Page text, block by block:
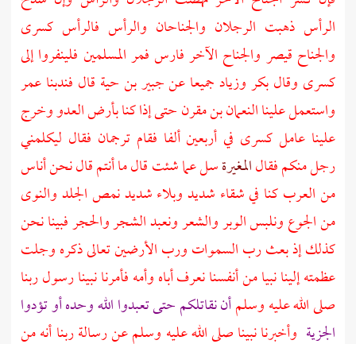
الرأس ذهبت الرجلان والجناحان والرأس فالرأس كسرى
والجناح قيصر والجناح الآخرفارسفمر المسلمين فلينفروا إلى
كسرى وقالبكروزيادجميعا عنجبير بن حية قال فندبناعمر
واستعمل عليناالنعمان بن مقرنحتى إذا كنا بأرض العدو وخرج
علينا عامل كسرى في أربعين ألفا فقام ترجمان فقال ليكلمني
رجل منكم فقالالمغيرةسل عما شئت قال ما أنتم قال نحن أناس
منالعربكنا في شقاء شديد وبلاء شديد نمص الجلد والنوى
من الجوع ونلبس الوبر والشعر ونعبد الشجر والحجر فبينا نحن
كذلك إذ بعث رب السموات ورب الأرضين تعالى ذكره وجلت
عظمته إلينا نبيا من أنفسنا نعرف أباه وأمه فأمرنا نبينا رسول ربنا
صلى الله عليه وسلمأن نقاتلكم حتى تعبدوا الله وحده أو تؤدوا
الجزية وأخبرنا نبينا صلى الله عليه وسلم عن رسالة ربنا أنه من